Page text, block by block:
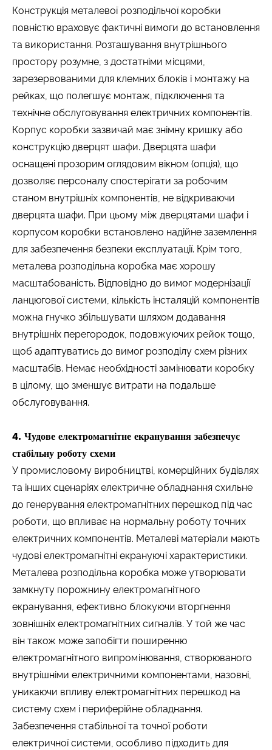
Конструкція металевої розподільчої коробки
повністю враховує фактичні вимоги до встановлення
та використання. Розташування внутрішнього
простору розумне, з достатніми місцями,
зарезервованими для клемних блоків і монтажу на
рейках, що полегшує монтаж, підключення та
технічне обслуговування електричних компонентів.
Корпус коробки зазвичай має знімну кришку або
конструкцію дверцят шафи. Дверцята шафи
оснащені прозорим оглядовим вікном (опція), що
дозволяє персоналу спостерігати за робочим
станом внутрішніх компонентів, не відкриваючи
дверцята шафи. При цьому між дверцятами шафи і
корпусом коробки встановлено надійне заземлення
для забезпечення безпеки експлуатації. Крім того,
металева розподільна коробка має хорошу
масштабованість. Відповідно до вимог модернізації
ланцюгової системи, кількість інсталяцій компонентів
можна гнучко збільшувати шляхом додавання
внутрішніх перегородок, подовжуючих рейок тощо,
щоб адаптуватись до вимог розподілу схем різних
масштабів. Немає необхідності замінювати коробку
в цілому, що зменшує витрати на подальше
обслуговування.
4. Чудове електромагнітне екранування забезпечує
стабільну роботу схеми
У промисловому виробництві, комерційних будівлях
та інших сценаріях електричне обладнання схильне
до генерування електромагнітних перешкод під час
роботи, що впливає на нормальну роботу точних
електричних компонентів. Металеві матеріали мають
чудові електромагнітні екрануючі характеристики.
Металева розподільна коробка може утворювати
замкнуту порожнину електромагнітного
екранування, ефективно блокуючи вторгнення
зовнішніх електромагнітних сигналів. У той же час
він також може запобігти поширенню
електромагнітного випромінювання, створюваного
внутрішніми електричними компонентами, назовні,
уникаючи впливу електромагнітних перешкод на
систему схем і периферійне обладнання.
Забезпечення стабільної та точної роботи
електричної системи, особливо підходить для